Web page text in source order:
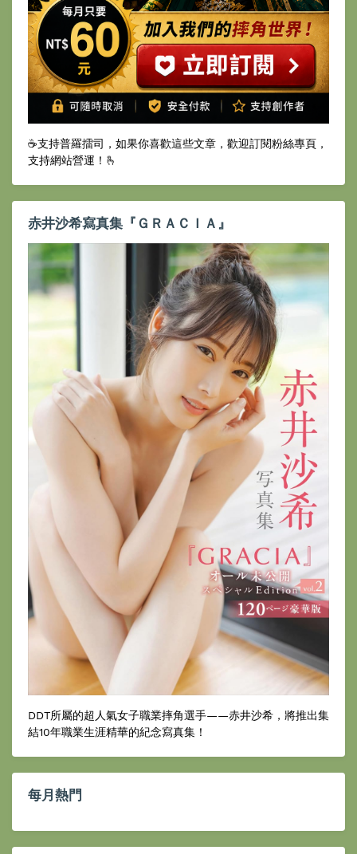
☕️支持普羅擂司，如果你喜歡這些文章，歡迎訂閱粉絲專頁，
支持網站營運！🫰
赤井沙希寫真集『ＧＲＡＣＩＡ』
DDT所屬的超人氣女子職業摔角選手——赤井沙希，將推出集
結10年職業生涯精華的紀念寫真集！
每月熱門